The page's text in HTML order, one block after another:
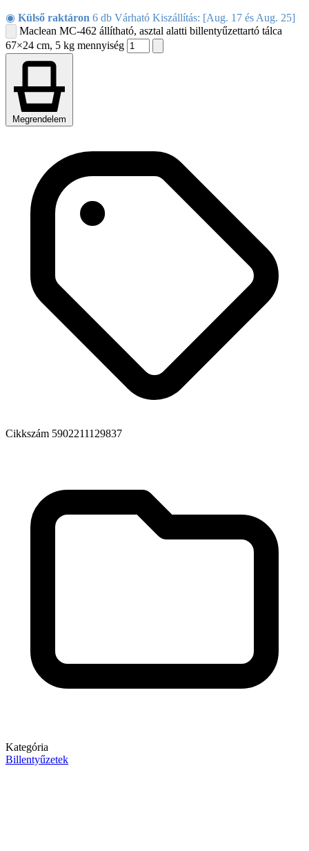
◉ Külső raktáron 6 db Várható Kiszállítás: [Aug. 17 és Aug. 25]
Maclean MC-462 állítható, asztal alatti billentyűzettartó tálca
67×24 cm, 5 kg mennyiség
Megrendelem
Cikkszám 5902211129837
Kategória
Billentyűzetek